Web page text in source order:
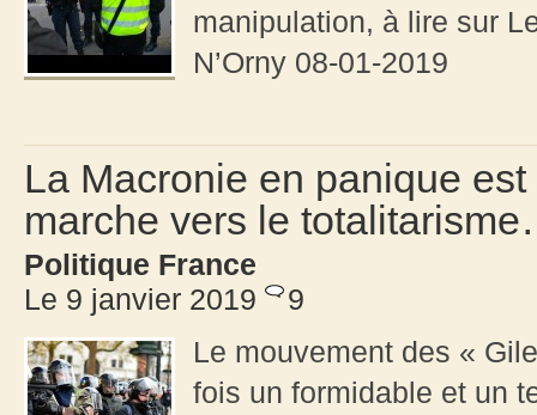
manipulation, à lire sur
N’Orny 08-01-2019
La Macronie en panique
marche vers le
Politique France
Le 9 janvier 2019
9
Le mouvement des «
fois un formidable et un